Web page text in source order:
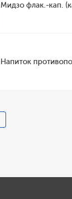
Мидзо флак.-кап.
Напиток